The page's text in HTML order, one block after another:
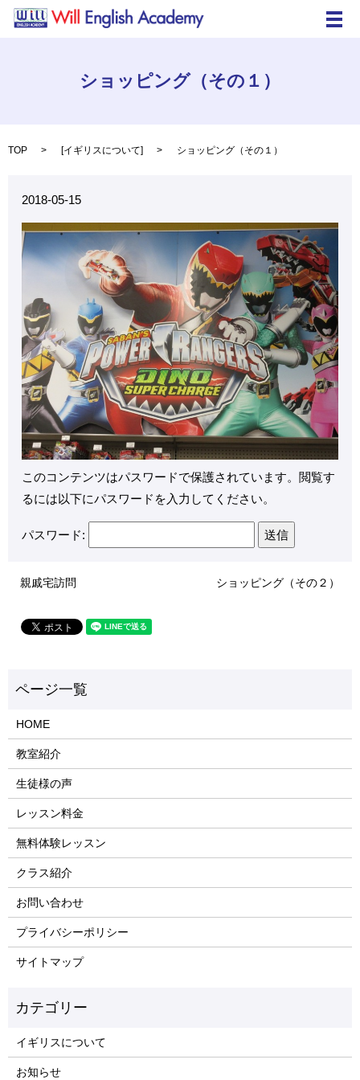
メ
ショッピング（その１）
TOP [イギリスについて] ショッピング（その１）
2018-05-15
このコンテンツはパスワードで保護されています。閲覧す
るには以下にパスワードを入力してください。
パスワード:
親戚宅訪問 ショッピング（その２）
HOME
教室紹介
生徒様の声
レッスン料金
無料体験レッスン
クラス紹介
お問い合わせ
プライバシーポリシー
サイトマップ
イギリスについて
お知らせ